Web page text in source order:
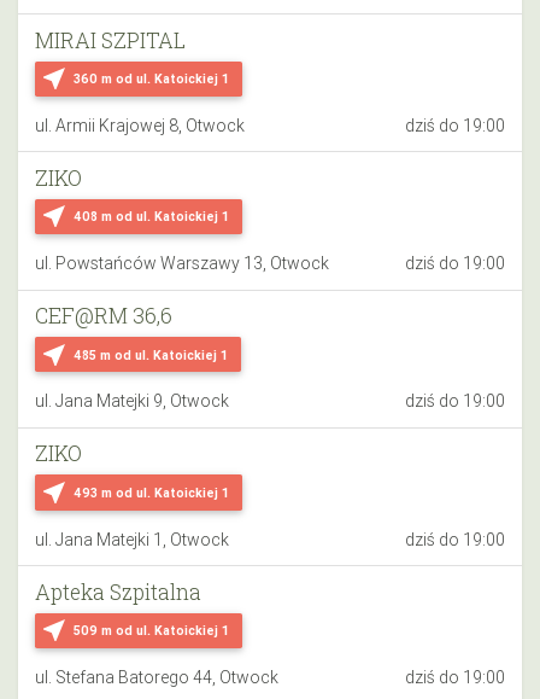
near_me 360 m od ul. Katoickiej 1
MIRAI SZPITAL
ul. Armii Krajowej 8, Otwock dziś do 19:00
near_me 408 m od ul. Katoickiej 1
ZIKO
ul. Powstańców Warszawy 13, Otwock dziś do 19:00
near_me 485 m od ul. Katoickiej 1
CEF@RM 36,6
ul. Jana Matejki 9, Otwock dziś do 19:00
near_me 493 m od ul. Katoickiej 1
ZIKO
ul. Jana Matejki 1, Otwock dziś do 19:00
near_me 509 m od ul. Katoickiej 1
Apteka Szpitalna
ul. Stefana Batorego 44, Otwock dziś do 19:00